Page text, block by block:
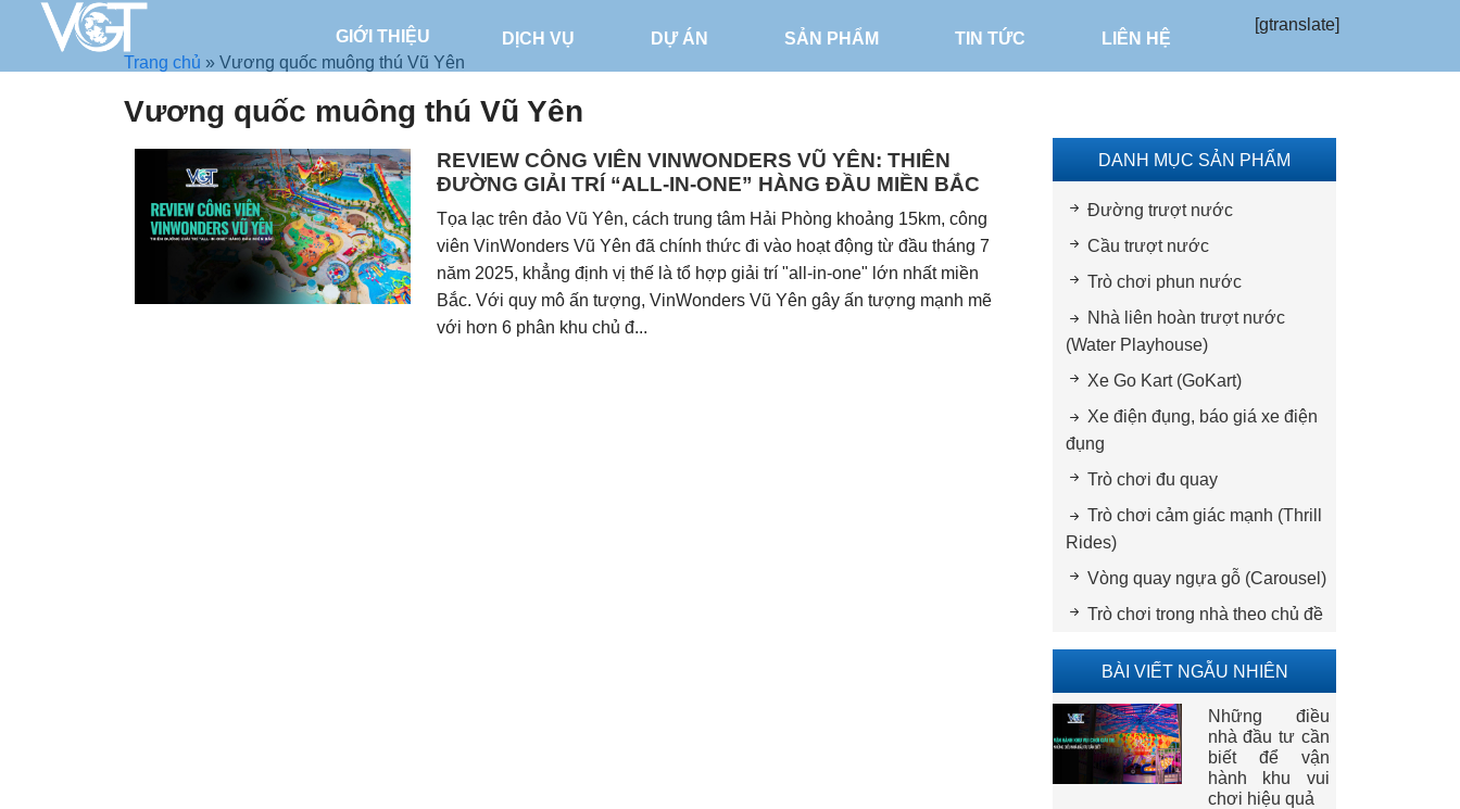
GIỚI THIỆU DỊCH VỤ DỰ ÁN SẢN PHẨM TIN TỨC LIÊN HỆ
[gtranslate]
Trang chủ » Vương quốc muông thú Vũ Yên
Vương quốc muông thú Vũ Yên
REVIEW CÔNG VIÊN VINWONDERS VŨ YÊN: THIÊN
ĐƯỜNG GIẢI TRÍ “ALL-IN-ONE” HÀNG ĐẦU MIỀN BẮC
Tọa lạc trên đảo Vũ Yên, cách trung tâm Hải Phòng khoảng 15km, công
viên VinWonders Vũ Yên đã chính thức đi vào hoạt động từ đầu tháng 7
năm 2025, khẳng định vị thế là tổ hợp giải trí "all-in-one" lớn nhất miền
Bắc. Với quy mô ấn tượng, VinWonders Vũ Yên gây ấn tượng mạnh mẽ
với hơn 6 phân khu chủ đ...
DANH MỤC SẢN PHẨM
Đường trượt nước
Cầu trượt nước
Trò chơi phun nước
Nhà liên hoàn trượt nước
(Water Playhouse)
Xe Go Kart (GoKart)
Xe điện đụng, báo giá xe điện
đụng
Trò chơi đu quay
Trò chơi cảm giác mạnh (Thrill
Rides)
Vòng quay ngựa gỗ (Carousel)
Trò chơi trong nhà theo chủ đề
BÀI VIẾT NGẪU NHIÊN
Những điều
nhà đầu tư cần
biết để vận
hành khu vui
chơi hiệu quả